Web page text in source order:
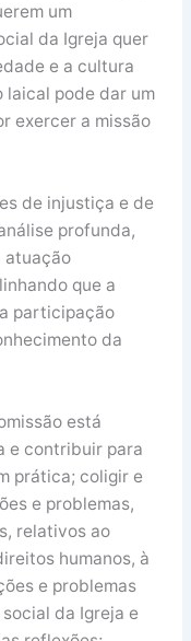
um
da Igreja quer
e a cultura
laical pode dar um
exercer a missão
de injustiça e de
profunda,
atuação
que a
participação
da
está
e contribuir para
prática; coligir e
e problemas,
relativos ao
humanos, à
e problemas
da Igreja e